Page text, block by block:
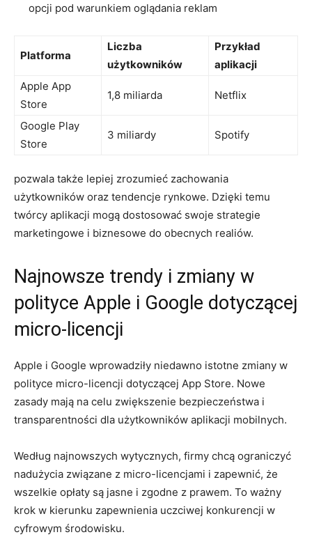
opcji pod⁢ warunkiem oglądania reklam
Platforma
Liczba
użytkowników
Przykład
aplikacji
Apple App
Store
1,8 miliarda Netflix
Google Play ​
Store
3 miliardy Spotify
‌pozwala także lepiej zrozumieć zachowania
użytkowników oraz tendencje rynkowe. Dzięki temu
twórcy aplikacji mogą dostosować ⁢swoje strategie
marketingowe i biznesowe do obecnych realiów.
Najnowsze trendy i zmiany w
polityce Apple i Google dotyczącej
micro-licencji
Apple i Google wprowadziły‌ niedawno istotne zmiany w
polityce micro-licencji dotyczącej App Store. Nowe
zasady mają na celu zwiększenie bezpieczeństwa ⁢i
transparentności dla użytkowników aplikacji mobilnych.
Według ⁢najnowszych wytycznych, firmy chcą ⁤ograniczyć
nadużycia związane ‍z micro-licencjami i zapewnić, że⁢
wszelkie opłaty są jasne i zgodne z prawem. To‌ ważny
krok w kierunku zapewnienia uczciwej konkurencji w
cyfrowym środowisku.